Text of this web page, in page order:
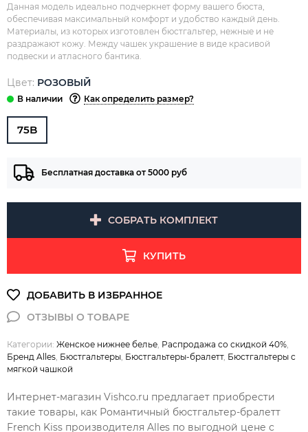
Данная модель идеально подчеркнет форму вашего бюста,
обеспечивая максимальный комфорт и удобство каждый день.
Материалы, из которых изготовлен бюстгальтер, нежные и не
раздражают кожу. Между чашек украшение в виде красивой
подвески и атласного бантика.
Цвет: РОЗОВЫЙ
Как определить размер?
75B
Бесплатная доставка от 5000 руб
СОБРАТЬ КОМПЛЕКТ
КУПИТЬ
Категории: Женское нижнее белье Распродажа со скидкой 40%
Бренд Alles Бюстгальтеры Бюстгальтеры-бралетт, Бюстгальтеры с
мягкой чашкой
Интернет-магазин Vishco.ru предлагает приобрести
такие товары, как Романтичный бюстгальтер-бралетт
French Kiss производителя Alles по выгодной цене с